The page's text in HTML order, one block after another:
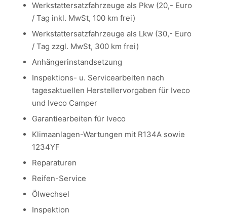
Werkstattersatzfahrzeuge als Pkw (20,- Euro
/ Tag inkl. MwSt, 100 km frei)
Werkstattersatzfahrzeuge als Lkw (30,- Euro
/ Tag zzgl. MwSt, 300 km frei)
Anhängerinstandsetzung
Inspektions- u. Servicearbeiten nach
tagesaktuellen Herstellervorgaben für Iveco
und Iveco Camper
Garantiearbeiten für Iveco
Klimaanlagen-Wartungen mit R134A sowie
1234YF
Reparaturen
Reifen-Service
Ölwechsel
Inspektion